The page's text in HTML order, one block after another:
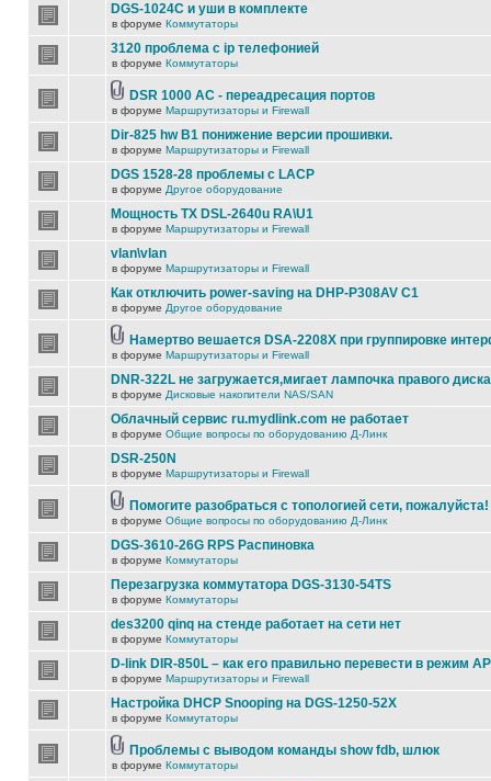
DGS-1024C и уши в комплекте
в форуме Коммутаторы
3120 проблема с ip телефонией
в форуме Коммутаторы
DSR 1000 AC - переадресация портов
в форуме Маршрутизаторы и Firewall
Dir-825 hw B1 понижение версии прошивки.
в форуме Маршрутизаторы и Firewall
DGS 1528-28 проблемы с LACP
в форуме Другое оборудование
Мощность TX DSL-2640u RA\U1
в форуме Маршрутизаторы и Firewall
vlan\vlan
в форуме Маршрутизаторы и Firewall
Как отключить power-saving на DHP-P308AV C1
в форуме Другое оборудование
Намертво вешается DSA-2208X при группировке
в форуме Маршрутизаторы и Firewall
DNR-322L не загружается,мигает лампочка правого диска
в форуме Дисковые накопители NAS/SAN
Облачный сервис ru.mydlink.com не работает
в форуме Общие вопросы по оборудованию Д-Линк
DSR-250N
в форуме Маршрутизаторы и Firewall
Помогите разобраться с топологией сети, пожалуйста!
в форуме Общие вопросы по оборудованию Д-Линк
DGS-3610-26G RPS Распиновка
в форуме Коммутаторы
Перезагрузка коммутатора DGS-3130-54TS
в форуме Коммутаторы
des3200 qinq на стенде работает на сети нет
в форуме Коммутаторы
D-link DIR-850L – как его правильно перевести в режим
в форуме Маршрутизаторы и Firewall
Настройка DHCP Snooping на DGS-1250-52X
в форуме Коммутаторы
Проблемы с выводом команды show fdb, шлюк
в форуме Коммутаторы